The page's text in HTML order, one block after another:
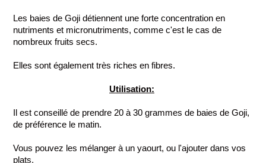
Les baies de Goji détiennent une forte concentration en
nutriments et micronutriments, comme c'est le cas de
nombreux fruits secs.
Elles sont également très riches en fibres.
Utilisation:
Il est conseillé de prendre 20 à 30 grammes de baies de Goji,
de préférence le matin.
Vous pouvez les mélanger à un yaourt, ou l'ajouter dans vos
plats.